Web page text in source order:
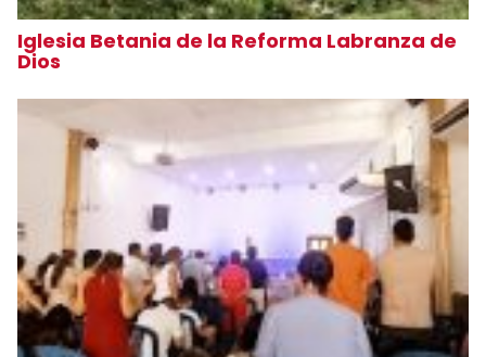
Iglesia Betania de la Reforma Labranza de
Dios